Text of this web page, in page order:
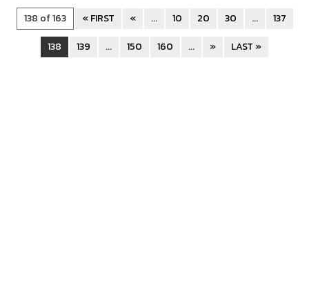
138 of 163 « FIRST « ... 10 20 30 ...
137
138
139 ... 150 160 ... » LAST »